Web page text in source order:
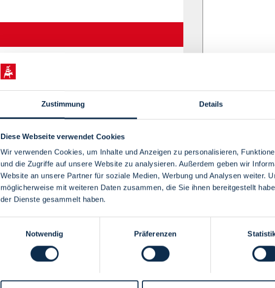
Zustimmung Details
Diese Webseite verwendet Cookies
Wir verwenden Cookies, um Inhalte und Anzeigen zu personalisieren,
und die Zugriffe auf unsere Website zu analysieren. Außerdem geben wir
Website an unsere Partner für soziale Medien, Werbung und Analysen weiter.
möglicherweise mit weiteren Daten zusammen, die Sie ihnen bereitgestellt
der Dienste gesammelt haben.
Notwendig
Präferenzen
Menü